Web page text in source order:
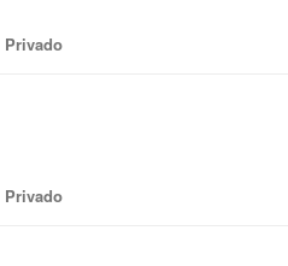
Privado
Privado